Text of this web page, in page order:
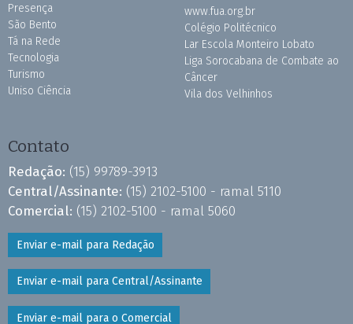
Presença
São Bento
Tá na Rede
Tecnologia
Turismo
Uniso Ciência
www.fua.org.br
Colégio Politécnico
Lar Escola Monteiro Lobato
Liga Sorocabana de Combate ao
Câncer
Vila dos Velhinhos
Contato
Redação: (15) 99789-3913
Central/Assinante: (15) 2102-5100 - ramal 5110
Comercial: (15) 2102-5100 - ramal 5060
Enviar e-mail para Redação
Enviar e-mail para Central/Assinante
Enviar e-mail para o Comercial